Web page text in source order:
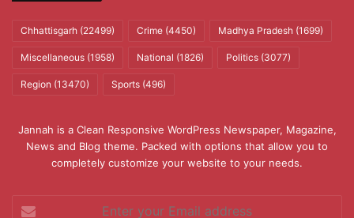
Chhattisgarh (22499) Crime (4450) Madhya Pradesh (1699)
Miscellaneous (1958) National (1826) Politics (3077)
Region (13470) Sports (496)
Jannah is a Clean Responsive WordPress Newspaper, Magazine,
News and Blog theme. Packed with options that allow you to
completely customize your website to your needs.